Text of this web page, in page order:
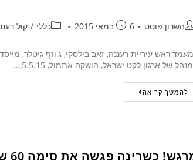
השרון פוסט 6 במאי 2015 כללי / קול
ראש עיריית רעננה, זאב בילסקי, ג'וזף גיטלר,
של ארגון לקט ישראל, הושקה אתמול, 5.5.15,…
להמשך קריאה
כשרינה פגשה את סימה 60 שנה אחרי